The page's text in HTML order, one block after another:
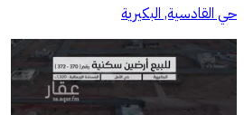
حي القادسية, البكيرية